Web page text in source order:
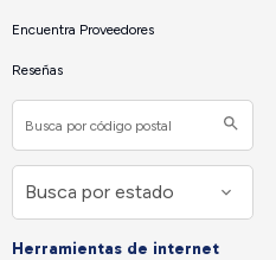
Encuentra Proveedores
Reseñas
Herramientas de internet